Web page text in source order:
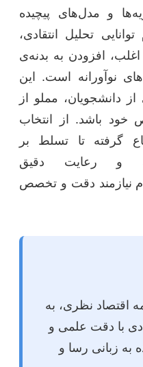
و مدل‌های پیچیده
تحلیل انتقادی،
افزودن به بدنه‌ی
نوآورانه است. این
دانشجویان، مملو از
خود باشد. از انتخاب
گرفته تا تسلط بر
و رعایت دقیق
نیازمند دقت و تخصص
اقتصاد نظری، به
با دقت علمی و
به زبانی رسا و